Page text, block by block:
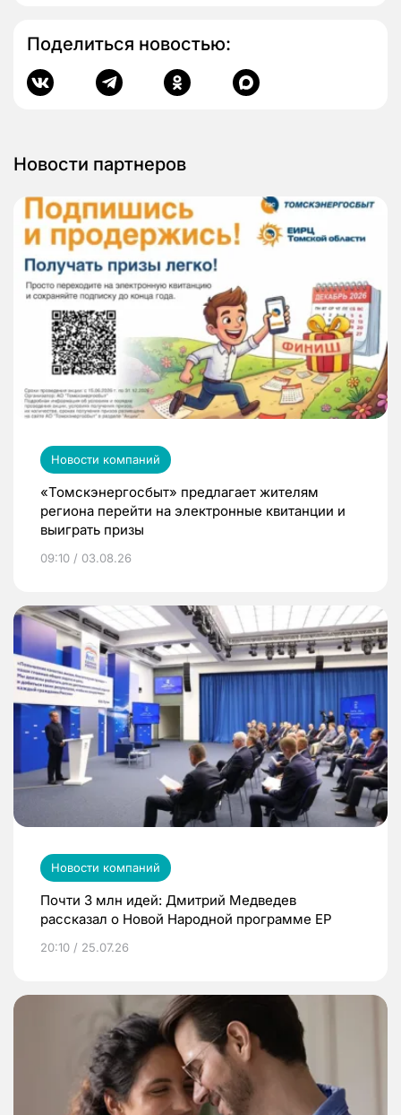
Поделиться новостью:
Новости партнеров
Новости компаний
«Томскэнергосбыт» предлагает жителям
региона перейти на электронные квитанции и
выиграть призы
09:10 / 03.08.26
Новости компаний
Почти 3 млн идей: Дмитрий Медведев
рассказал о Новой Народной программе ЕР
20:10 / 25.07.26